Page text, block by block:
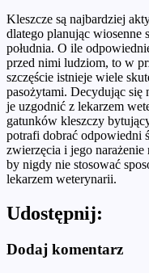
Kleszcze są najbardziej
dlatego planując wiosenne
południa. O ile
przed nimi ludziom, to w
szczęście istnieje wiele
pasożytami. Decydując się
je uzgodnić z lekarzem
gatunków kleszczy
potrafi dobrać odpowiedni
zwierzęcia i jego
by nigdy nie stosować
lekarzem weterynarii.
Udostępnij:
Dodaj komentarz